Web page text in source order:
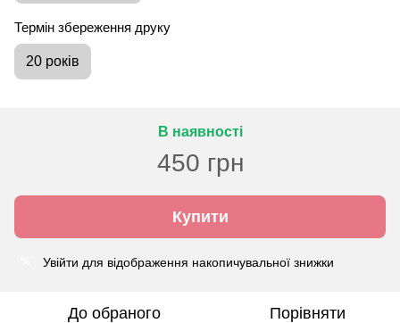
Термін збереження друку
20 років
В наявності
450 грн
Купити
Увійти для відображення накопичувальної знижки
До обраного Порівняти